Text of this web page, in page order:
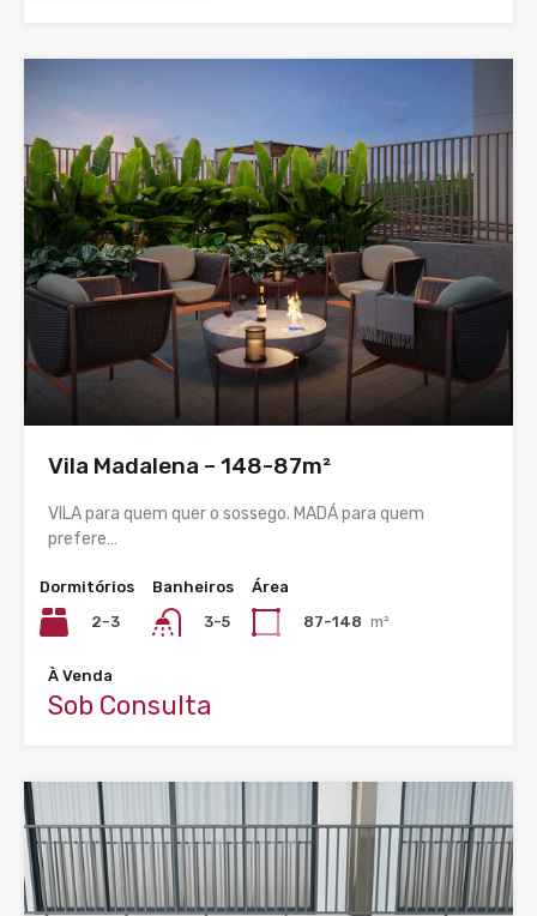
Vila Madalena – 148-87m²
VILA para quem quer o sossego. MADÁ para quem
prefere…
Dormitórios
2-3
Banheiros
3-5
Área
87-148 m²
À Venda
Sob Consulta